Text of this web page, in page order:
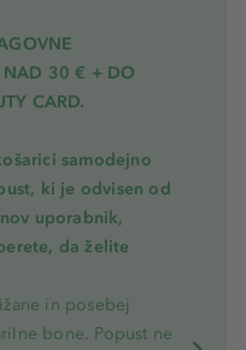
NAD 30 € + DO
CARD.
samodejno
ki je odvisen od
uporabnik,
da želite
in posebej
bone. Popust ne